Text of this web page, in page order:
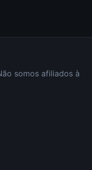
somos afiliados à